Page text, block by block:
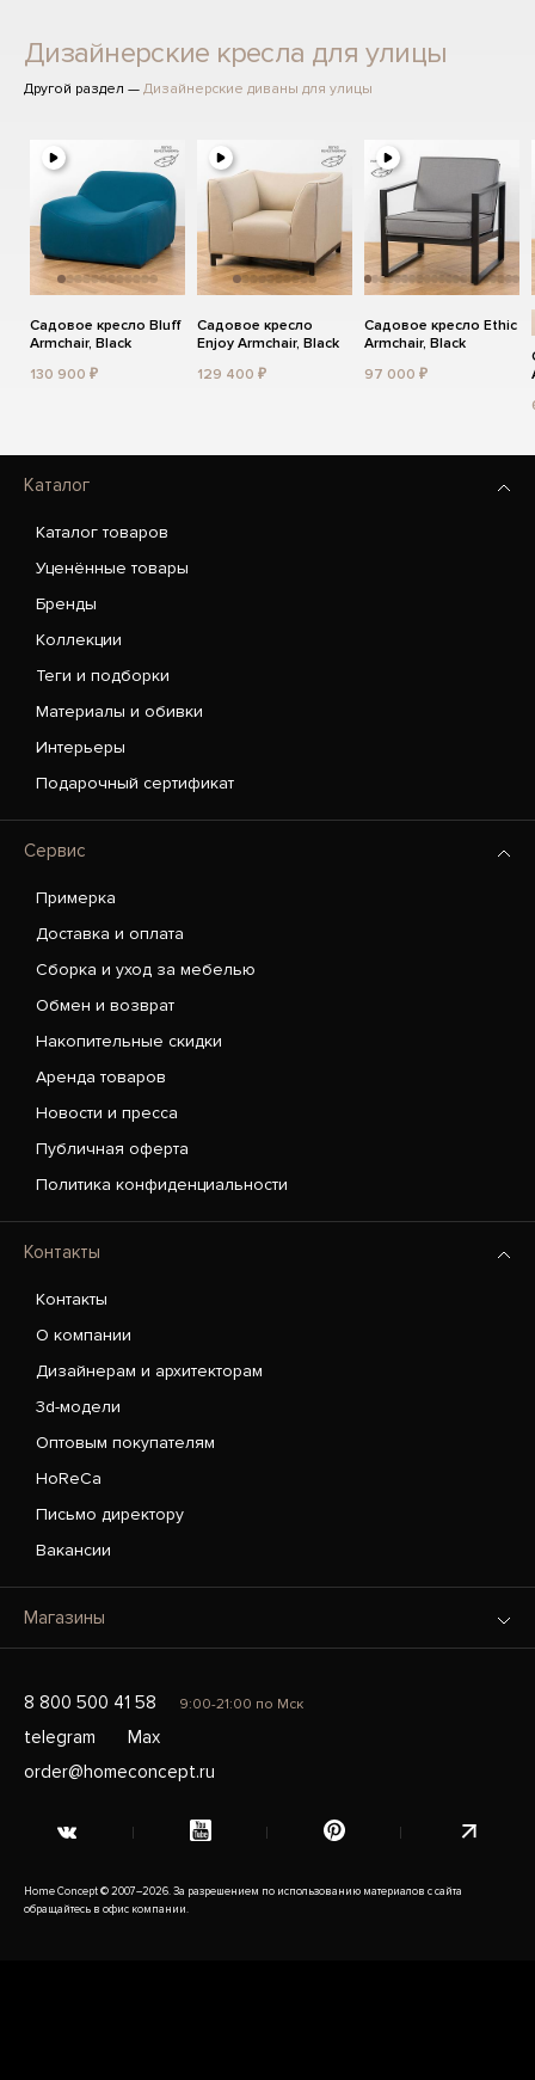
Дизайнерские кресла для улицы
Другой раздел — Дизайнерские диваны для улицы
Садовое кресло Bluff
Armchair, Black
130 900 ₽
Садовое кресло
Enjoy Armchair, Black
129 400 ₽
Садовое кресло Ethic
Armchair, Black
97 000 ₽
Каталог
Каталог товаров
Уценённые товары
Бренды
Коллекции
Теги и подборки
Материалы и обивки
Интерьеры
Подарочный сертификат
Сервис
Примерка
Доставка и оплата
Сборка и уход за мебелью
Обмен и возврат
Накопительные скидки
Аренда товаров
Новости и пресса
Публичная оферта
Политика конфиденциальности
Контакты
Контакты
О компании
Дизайнерам и архитекторам
3d-модели
Оптовым покупателям
HoReCa
Письмо директору
Вакансии
Магазины
8 800 500 41 58 9:00-21:00 по Мск
telegram
Max
order@homeconcept.ru
Home Concept © 2007–2026. За разрешением по использованию материалов с сайта
обращайтесь в офис компании.